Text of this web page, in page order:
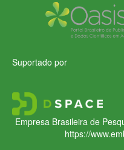
Suportado por
Empresa Brasileira de
https://